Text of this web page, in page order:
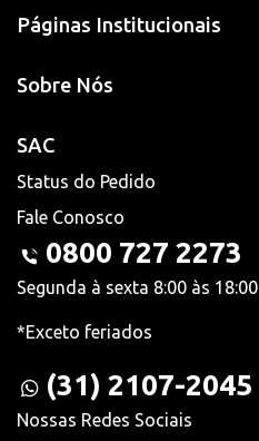
Páginas Institucionais
Sobre Nós
SAC
Status do Pedido
Fale Conosco
0800 727 2273
Segunda à sexta 8:00 às 18:00
*Exceto feriados
(31) 2107-2045
Nossas Redes Sociais